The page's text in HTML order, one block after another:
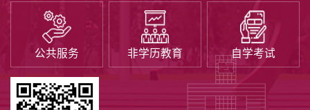
公共服务 非学历教育 自学考试